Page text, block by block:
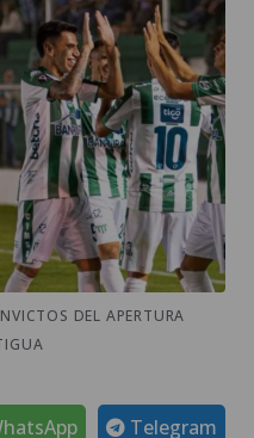
DEL APERTURA
Telegram